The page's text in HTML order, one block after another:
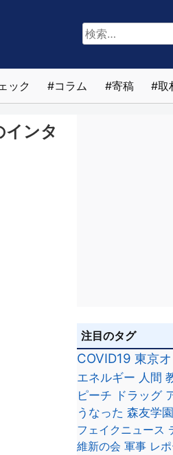
検
索:
ック コラム 寄稿 取
インタ
注目のタグ
COVID19 東京
エネルギー 人間
ピーチ ドラッグ
うなった 森友学園
フェイクニュース
維新の会 軍事 レ